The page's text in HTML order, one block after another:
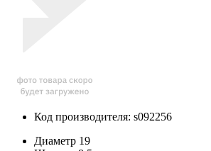
Код производителя: s092256
Диаметр 19